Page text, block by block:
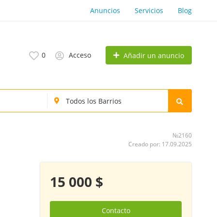
Anuncios Servicios Blog
0 Acceso Añadir un anuncio
№2160
Creado por: 17.09.2025
15 000 $
Contacto